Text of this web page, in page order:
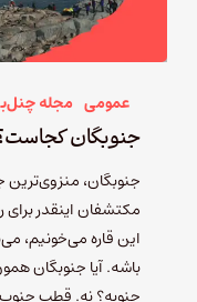
عمومی مجله
جنوبگان
جنوبگان،
مکتشفان اینقدر
این قاره می‌خونیم،
باشه. آیا جنوبگان
جنوبه؟ نه. قطب